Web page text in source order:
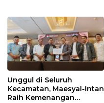
Unggul di Seluruh
Kecamatan, Maesyal-Intan
Raih Kemenangan